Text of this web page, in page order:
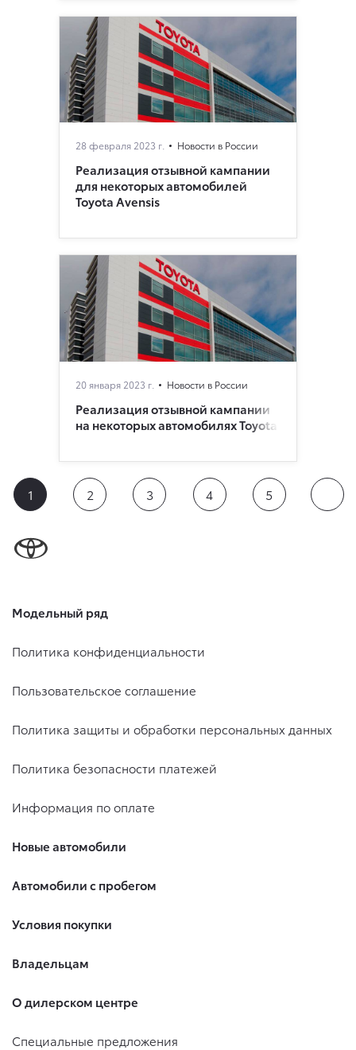
28 февраля 2023 г. Новости в России
Реализация отзывной кампании
для некоторых автомобилей
Toyota Avensis
20 января 2023 г. Новости в России
Реализация отзывной кампании
на некоторых автомобилях Toyota
1 2 3 4 5
Модельный ряд
Политика конфиденциальности
Пользовательское соглашение
Политика защиты и обработки персональных данных
Политика безопасности платежей
Информация по оплате
Новые автомобили
Автомобили с пробегом
Условия покупки
Владельцам
О дилерском центре
Специальные предложения